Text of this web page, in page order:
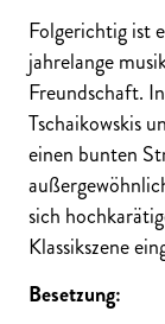
Folgerichtig ist
jahrelange
Freundschaft.
Tschaikowskis
einen bunten
sich
Klassikszene
Besetzung: